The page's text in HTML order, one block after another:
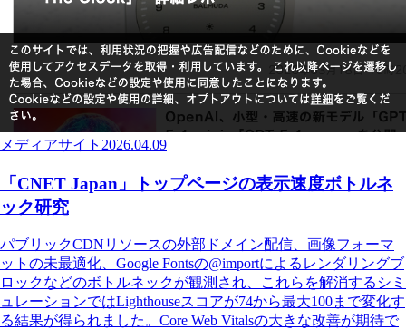
メディアサイト 2026.04.09
「CNET Japan」トップページの表示速度ボトルネ
ック研究
パブリックCDNリソースの外部ドメイン配信、画像フォーマ
ットの未最適化、Google Fontsの@importによるレンダリングブ
ロックなどのボトルネックが観測され、これらを解消するシミ
ュレーションではLighthouseスコアが74から最大100まで変化す
る結果が得られました。Core Web Vitalsの大きな改善が期待で